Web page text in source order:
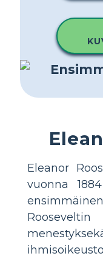
Eleanor
vuonna